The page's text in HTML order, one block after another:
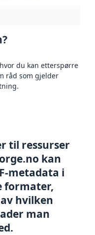
du kan etterspørre
råd som gjelder
til ressurser
kan
metadata i
formater,
hvilken
man